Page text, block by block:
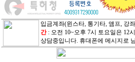
입금계좌(윈스타, 통기타, 앰프, 강
간 : 오전 10~오후 7시 토요일은 12
상담중입니다. 휴대폰에 메시지로